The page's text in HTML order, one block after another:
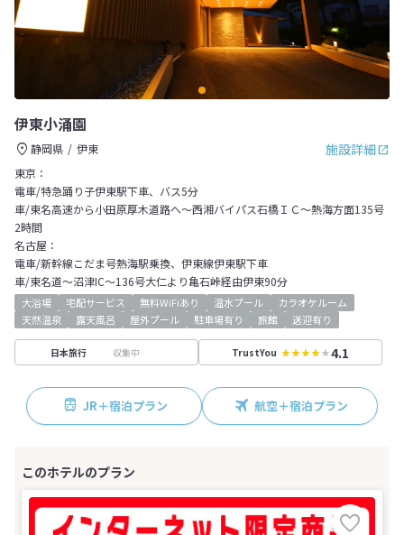
伊東小涌園
施設詳細
静岡県
伊東
東京：
電車/特急踊り子伊東駅下車、バス5分
車/東名高速から小田原厚木道路へ～西湘バイパス石橋ＩＣ～熱海方面135号
2時間
名古屋：
電車/新幹線こだま号熱海駅乗換、伊東線伊東駅下車
車/東名道～沼津IC～136号大仁より亀石峠経由伊東90分
大浴場 宅配サービス 無料WiFiあり 温水プール
カラオケルーム
天然温泉
露天風呂 屋外プール 駐車場有り 旅館 送迎有り
日本旅行 収集中 TrustYou 4.1
JR＋宿泊プラン 航空＋宿泊プラン